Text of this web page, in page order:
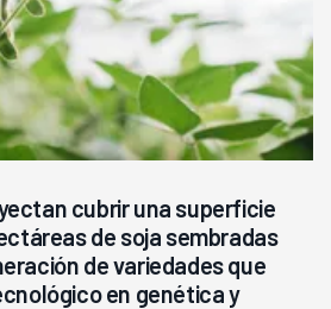
cubrir una superficie
de soja sembradas
de variedades que
en genética y